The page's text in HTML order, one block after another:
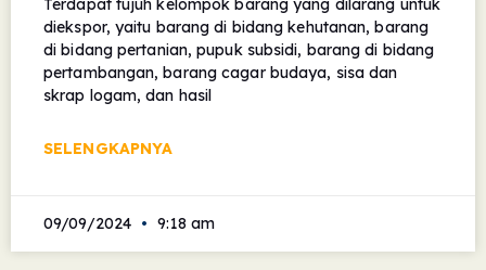
Terdapat tujuh kelompok barang yang dilarang untuk
diekspor, yaitu barang di bidang kehutanan, barang
di bidang pertanian, pupuk subsidi, barang di bidang
pertambangan, barang cagar budaya, sisa dan
skrap logam, dan hasil
SELENGKAPNYA
09/09/2024 9:18 am